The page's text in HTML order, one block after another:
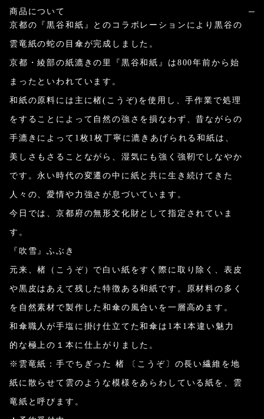
商品について
京都の『黒谷和紙』とのコラボレーションにより黒谷の
雲竜紙の蛇の目傘が完成しました。
京都・綾部の紙漉きの里『黒谷和紙』は800年前から始
まったといわれています。
和紙の原料には主に楮(こうぞ)を使用し、手作業で処理
をすることによって自然の強さを損なわず、昔ながらの
手漉きによって1枚1枚丁寧に漉きあげられる和紙は、
美しさもさることながら、湿気にも強く強靭でしなやか
です。永い時代の変遷の中に紙と共に生き続けてきた
人々の、愛情や力強さが息づいています。
今日では、京都府の無形文化財として指定されていま
す。
『吹雪』ふぶき
元来、楮（こうぞ）で白い紙をすく際に取り除く、表皮
や黒皮はあえて残した特徴ある和紙です。原材料の多く
を自然素材で製作した和傘の風合いを一層高めます。
和傘職人が手塩に掛け仕立てた和傘は1本1本違い魅力
的な極上の１本に仕上がりました。
※雲竜紙：手でちぎった 楮 〔こうぞ〕の長い繊維を地
紙に散らせて雲のような模様をあらわしている紙を、雲
竜紙と呼びます。